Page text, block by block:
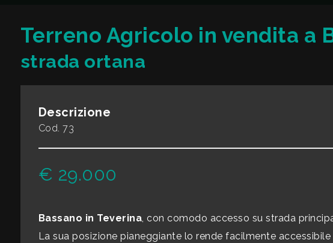
Terreno Agricolo in vendita a
strada ortana
Descrizione
Cod. 73
€ 29.000
Bassano in Teverina, con comodo accesso su strada
La sua posizione pianeggiante lo rende facilmente
Industriali